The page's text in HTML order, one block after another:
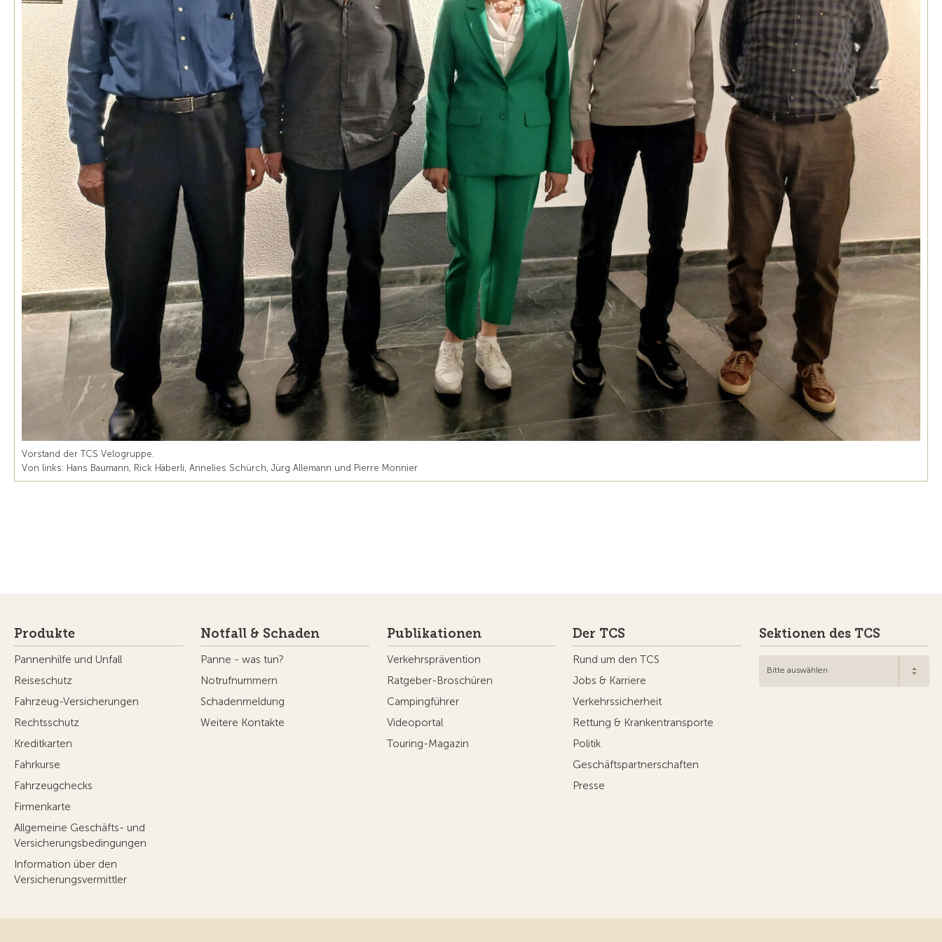
Vorstand der TCS Velogruppe.
Von links: Hans Baumann, Rick Häberli, Annelies Schürch, Jürg Allemann und Pierre Monnier
Produkte
Pannenhilfe und Unfall
Reiseschutz
Fahrzeug-Versicherungen
Rechtsschutz
Kreditkarten
Fahrkurse
Fahrzeugchecks
Firmenkarte
Allgemeine Geschäfts- und
Versicherungsbedingungen
Information über den
Versicherungsvermittler
Notfall & Schaden
Panne - was tun?
Notrufnummern
Schadenmeldung
Weitere Kontakte
Publikationen
Verkehrsprävention
Ratgeber-Broschüren
Campingführer
Videoportal
Touring-Magazin
Der TCS
Rund um den TCS
Jobs & Karriere
Verkehrssicherheit
Rettung & Krankentransporte
Politik
Geschäftspartnerschaften
Presse
Sektionen des TCS
Bitte auswählen